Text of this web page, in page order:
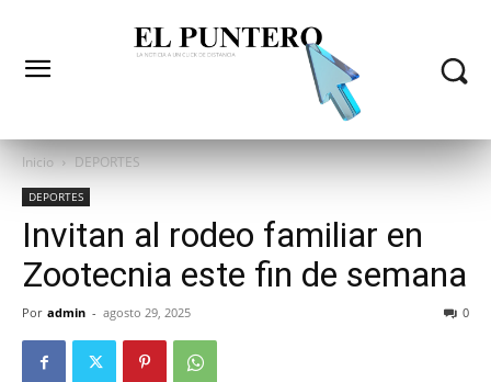
Inicio DEPORTES
DEPORTES
Invitan al rodeo familiar en
Zootecnia este fin de semana
Por admin - agosto 29, 2025 0